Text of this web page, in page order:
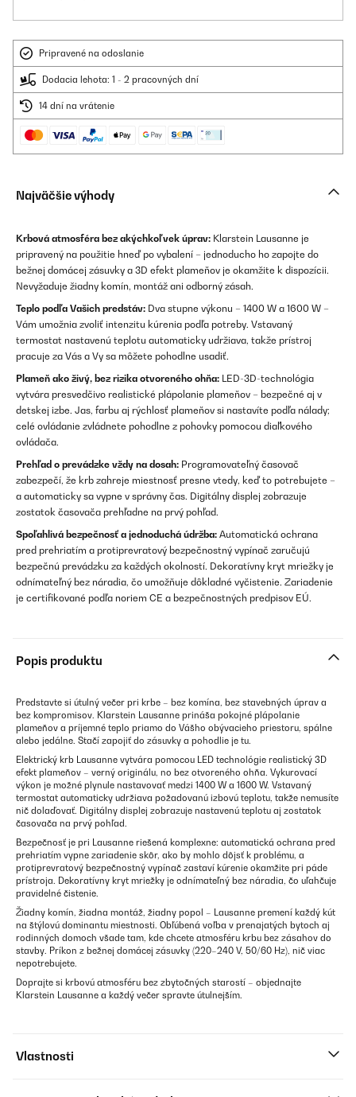
Pripravené na odoslanie
Dodacia lehota: 1 - 2 pracovných dní
14 dní na vrátenie
Najväčšie výhody
Krbová atmosféra bez akýchkoľvek úprav: Klarstein Lausanne je
pripravený na použitie hneď po vybalení – jednoducho ho zapojte do
bežnej domácej zásuvky a 3D efekt plameňov je okamžite k dispozícii.
Nevyžaduje žiadny komín, montáž ani odborný zásah.
Teplo podľa Vašich predstáv: Dva stupne výkonu – 1400 W a 1600 W –
Vám umožnia zvoliť intenzitu kúrenia podľa potreby. Vstavaný
termostat nastavenú teplotu automaticky udržiava, takže prístroj
pracuje za Vás a Vy sa môžete pohodlne usadiť.
Plameň ako živý, bez rizika otvoreného ohňa: LED-3D-technológia
vytvára presvedčivo realistické plápolanie plameňov – bezpečné aj v
detskej izbe. Jas, farbu aj rýchlosť plameňov si nastavíte podľa nálady;
celé ovládanie zvládnete pohodlne z pohovky pomocou diaľkového
ovládača.
Prehľad o prevádzke vždy na dosah: Programovateľný časovač
zabezpečí, že krb zahreje miestnosť presne vtedy, keď to potrebujete –
a automaticky sa vypne v správny čas. Digitálny displej zobrazuje
zostatok časovača prehľadne na prvý pohľad.
Spoľahlivá bezpečnosť a jednoduchá údržba: Automatická ochrana
pred prehriatím a protiprevratový bezpečnostný vypínač zaručujú
bezpečnú prevádzku za každých okolností. Dekoratívny kryt mriežky je
odnímateľný bez náradia, čo umožňuje dôkladné vyčistenie. Zariadenie
je certifikované podľa noriem CE a bezpečnostných predpisov EÚ.
Popis produktu
Predstavte si útulný večer pri krbe – bez komína, bez stavebných úprav a
bez kompromisov. Klarstein Lausanne prináša pokojné plápolanie
plameňov a príjemné teplo priamo do Vášho obývacieho priestoru, spálne
alebo jedálne. Stačí zapojiť do zásuvky a pohodlie je tu.
Elektrický krb Lausanne vytvára pomocou LED technológie realistický 3D
efekt plameňov – verný originálu, no bez otvoreného ohňa. Vykurovací
výkon je možné plynule nastavovať medzi 1400 W a 1600 W. Vstavaný
termostat automaticky udržiava požadovanú izbovú teplotu, takže nemusíte
nič dolaďovať. Digitálny displej zobrazuje nastavenú teplotu aj zostatok
časovača na prvý pohľad.
Bezpečnosť je pri Lausanne riešená komplexne: automatická ochrana pred
prehriatím vypne zariadenie skôr, ako by mohlo dôjsť k problému, a
protiprevratový bezpečnostný vypínač zastaví kúrenie okamžite pri páde
prístroja. Dekoratívny kryt mriežky je odnímateľný bez náradia, čo uľahčuje
pravidelné čistenie.
Žiadny komín, žiadna montáž, žiadny popol – Lausanne premení každý kút
na štýlovú dominantu miestnosti. Obľúbená voľba v prenajatých bytoch aj
rodinných domoch všade tam, kde chcete atmosféru krbu bez zásahov do
stavby. Príkon z bežnej domácej zásuvky (220–240 V, 50/60 Hz), nič viac
nepotrebujete.
Doprajte si krbovú atmosféru bez zbytočných starostí – objednajte
Klarstein Lausanne a každý večer spravte útulnejším.
Vlastnosti